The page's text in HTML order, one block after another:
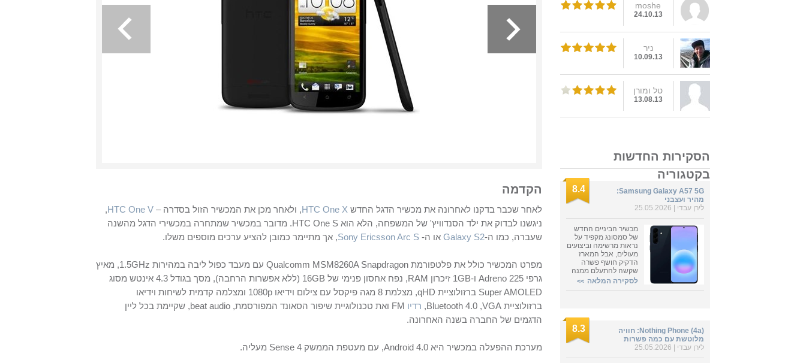
moshe
24.10.13
ניר
10.09.13
טל ומורן
13.08.13
הסקירות החדשות
בקטגוריה
Samsung Galaxy A57 5G:
מהיר ועצבני
לירן עבדי
8.4
מכשיר הביניים החדש
של סמסונג מקפיד על
נראות מרשימה וביצועים
מעולים, אבל המארז
הדקיק חושף פשרה
שקשה להתעלם ממנה
לסקירה המלאה >>
Nothing Phone (4a): חוויה
מלוטשת עם כמה פשרות
לירן עבדי
8.3
הקדמה
לאחר שכבר בדקנו לאחרונה את מכשיר הדגל החדש HTC One X, ולאחר מכן את המכשיר הזול בסדרה – HTC One V
,
ניגשנו לבדוק את ילד הסנדוויץ' של המשפחה, הלא הוא HTC One S. מדובר במכשיר שמתחרה במכשירי הדגל מהשנה
שעברה, כמו ה-Galaxy S2 או ה- Sony Ericsson Arc S, אך מתיימר כמובן להציע ערכים מוספים משלו.
מפרט המכשיר כולל את פלטפורמת Qualcomm MSM8260A Snapdragon עם מעבד כפול ליבה במהירות 1.5GHz, מאיץ
גרפי Adreno 225 ו-1GB זיכרון RAM, נפח אחסון פנימי של 16GB (ללא אפשרות הרחבה), מסך בגודל 4.3 אינטש מסוג
Super AMOLED ברזולוציית qHD, מצלמת 8 מגה פיקסל עם צילום וידיאו 1080p ומצלמה קדמית לשיחות וידיאו
ברזולוציית VGA
,
Bluetooth 4.0
, רדיו FM ואת טכנולוגיית שיפור הסאונד המפורסמת, beat audio, שקיימת בכל ליין
הדגמים של החברה בשנה האחרונה.
מערכת ההפעלה במכשיר היא Android 4.0, עם מעטפת הממשק Sense 4 מעליה.